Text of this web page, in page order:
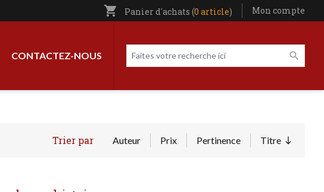
shopping_cart Panier d'achats (0 article) Utilisateur entête
Mon compte
CONTACTEZ-NOUS Faites votre recherche ici
Livres par page
Trier par Auteur Prix Pertinence TitreTrier par